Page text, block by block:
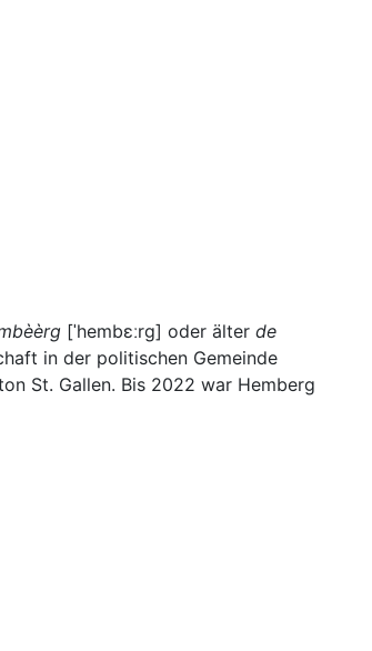
[ˈhembɛːrɡ] oder älter de
in der politischen Gemeinde
St. Gallen. Bis 2022 war Hemberg